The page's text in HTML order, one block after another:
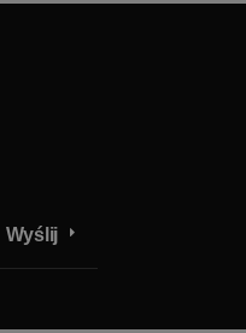
Wyślij